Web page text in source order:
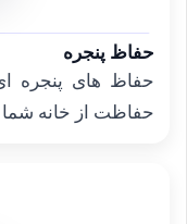
حفاظ پنجره
حفاظ های پنجره
حفاظت از خانه شما